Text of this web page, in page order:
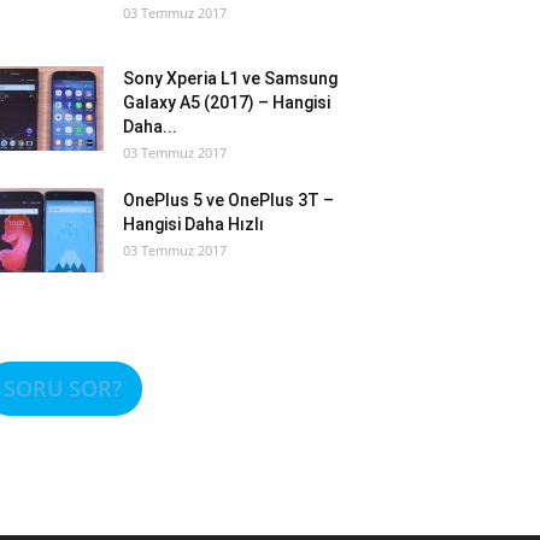
03 Temmuz 2017
Sony Xperia L1 ve Samsung
Galaxy A5 (2017) – Hangisi
Daha...
03 Temmuz 2017
OnePlus 5 ve OnePlus 3T –
Hangisi Daha Hızlı
03 Temmuz 2017
SORU SOR?